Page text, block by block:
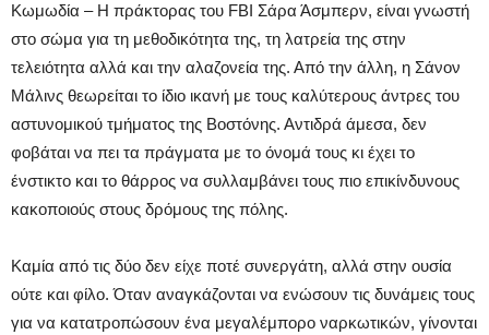
Κωμωδία – Η πράκτορας του FBI Σάρα Άσμπερν, είναι γνωστή
στο σώμα για τη μεθοδικότητα της, τη λατρεία της στην
τελειότητα αλλά και την αλαζονεία της. Από την άλλη, η Σάνον
Μάλινς θεωρείται το ίδιο ικανή με τους καλύτερους άντρες του
αστυνομικού τμήματος της Βοστόνης. Αντιδρά άμεσα, δεν
φοβάται να πει τα πράγματα με το όνομά τους κι έχει το
ένστικτο και το θάρρος να συλλαμβάνει τους πιο επικίνδυνους
κακοποιούς στους δρόμους της πόλης.
Καμία από τις δύο δεν είχε ποτέ συνεργάτη, αλλά στην ουσία
ούτε και φίλο. Όταν αναγκάζονται να ενώσουν τις δυνάμεις τους
για να κατατροπώσουν ένα μεγαλέμπορο ναρκωτικών, γίνονται